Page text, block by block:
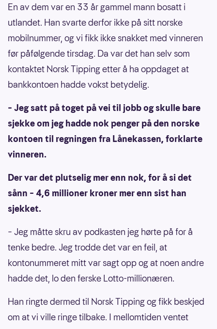
En av dem var en 33 år gammel mann bosatt i
utlandet. Han svarte derfor ikke på sitt norske
mobilnummer, og vi fikk ikke snakket med vinneren
før påfølgende tirsdag. Da var det han selv som
kontaktet Norsk Tipping etter å ha oppdaget at
bankkontoen hadde vokst betydelig.
– Jeg satt på toget på vei til jobb og skulle bare
sjekke om jeg hadde nok penger på den norske
kontoen til regningen fra Lånekassen, forklarte
vinneren.
Der var det plutselig mer enn nok, for å si det
sånn – 4,6 millioner kroner mer enn sist han
sjekket.
– Jeg måtte skru av podkasten jeg hørte på for å
tenke bedre. Jeg trodde det var en feil, at
kontonummeret mitt var sagt opp og at noen andre
hadde det, lo den ferske Lotto-millionæren.
Han ringte dermed til Norsk Tipping og fikk beskjed
om at vi ville ringe tilbake. I mellomtiden ventet